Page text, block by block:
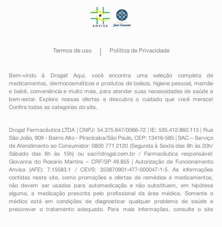
Termos de uso Política de Privacidade
Bem-vindo à Drogal! Aqui, você encontra uma seleção completa de
medicamentos , dermocosméticos e produtos de beleza, higiene pessoal ,mamãe
e bebê, conveniênciae muito mais, para atender suas necessidades de saúde e
bem-estar. Explore nossas ofertas e descubra o cuidado que você merece!
Confira todas as categorias do site.
Drogal Farmacêutica LTDA | CNPJ: 54.375.647/0066-72 | IE: 535.412.860.113 | Rua
São João, 909 - Bairro Alto - Piracicaba/São Paulo, CEP: 13416-585 | SAC – Serviço
de Atendimento ao Consumidor: 0800 771 2120 (Segunda à Sexta das 8h às 20h/
Sábado das 8h às 15h) ou sac@drogal.com.br/ Farmacêutica responsável:
Giovanna do Rosario Martins – CRF/SP 49.855 | Autorização de Funcionamento
Anvisa (AFE): 7.15583.1 / CEVS: 353870901-477-000047-1-5. As informações
contidas neste site, como promoções e ofertas de remédios e medicamentos,
não devem ser usadas para automedicação e não substituem, em hipótese
alguma, a medicação prescrita pelo profissional da área médica. Somente o
médico está em condições de diagnosticar qualquer problema de saúde e
prescrever o tratamento adequado. Para mais informações, consulte o site